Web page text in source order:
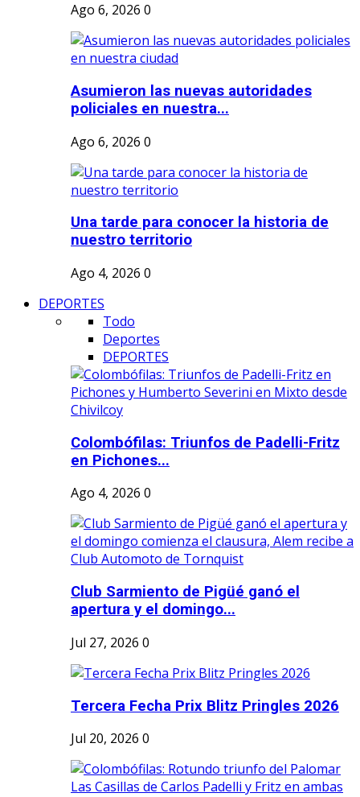
Ago 6, 2026 0
Asumieron las nuevas autoridades
policiales en nuestra...
Ago 6, 2026 0
Una tarde para conocer la historia de
nuestro territorio
Ago 4, 2026 0
DEPORTES
Todo
Deportes
DEPORTES
Colombófilas: Triunfos de Padelli-Fritz
en Pichones...
Ago 4, 2026 0
Club Sarmiento de Pigüé ganó el
apertura y el domingo...
Jul 27, 2026 0
Tercera Fecha Prix Blitz Pringles 2026
Jul 20, 2026 0